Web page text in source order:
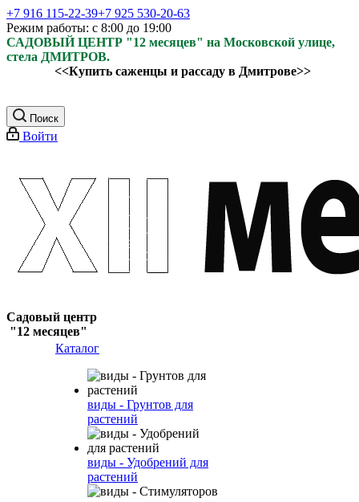
+7 916 115-22-39+7 925 530-20-63
Режим работы: с 8:00 до 19:00
САДОВЫЙ ЦЕНТР "12 месяцев" на Московской улице,
стела ДМИТРОВ.
<<Купить саженцы и рассаду в Дмитрове>>
Поиск
Войти
Садовый центр
"12 месяцев"
Каталог
виды - Грунтов для
растений
виды - Удобрений для
растений